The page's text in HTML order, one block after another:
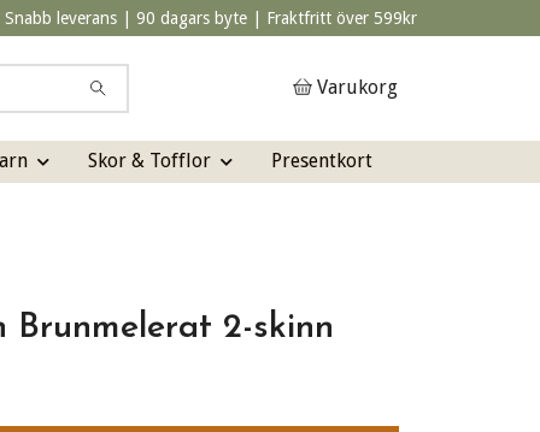
Snabb leverans | 90 dagars byte | Fraktfritt över 599kr
Varukorg
Skor & Tofflor Presentkort
Brunmelerat 2-skinn